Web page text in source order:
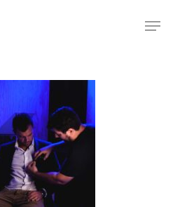
Menu